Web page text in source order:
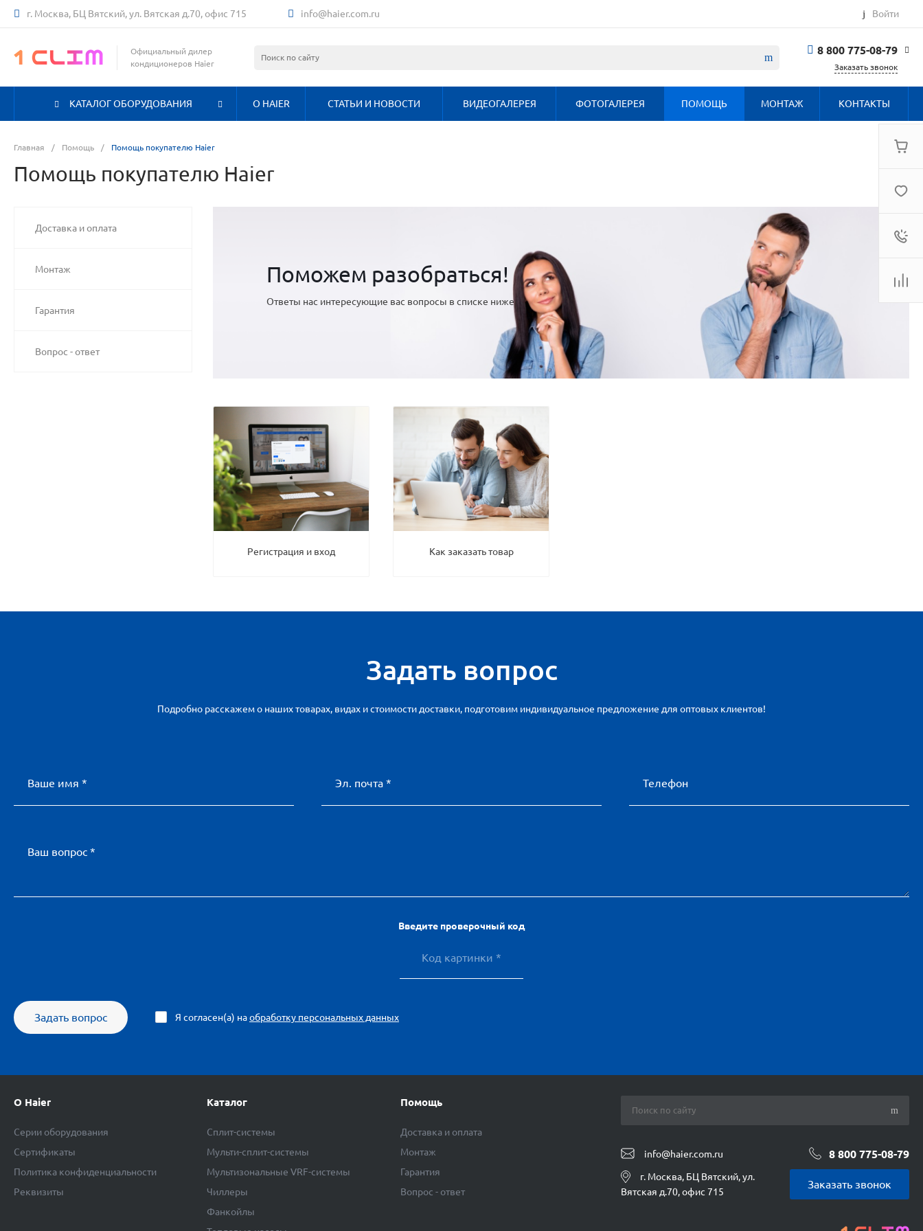
г. Москва, БЦ Вятский, ул. Вятская д.70, офис 715 info@haier.com.ru Войти
Официальный дилер
кондиционеров Haier
8 800 775-08-79
г. Москва, БЦ
Вятская д.70, офис
Заказать звонок
КАТАЛОГ ОБОРУДОВАНИЯ О HAIER СТАТЬИ И НОВОСТИ ВИДЕОГАЛЕРЕЯ ФОТОГАЛЕРЕЯ ПОМОЩЬ МОНТАЖ КОНТАКТЫ
Главная / Помощь / Помощь покупателю Haier
Помощь покупателю Haier
Доставка и оплата
Монтаж
Гарантия
Вопрос - ответ
Поможем разобраться!
Ответы нас интересующие вас вопросы в списке ниже
Регистрация и вход Как заказать товар
Задать вопрос
Подробно расскажем о наших товарах, видах и стоимости доставки, подготовим индивидуальное предложение для оптовых клиентов!
Ваше имя * Эл. почта * Телефон
Ваш вопрос *
Введите проверочный код
Задать вопрос Я согласен(а) наобработку персональных данных
О Haier
Серии оборудования
Сертификаты
Политика конфиденциальности
Реквизиты
Каталог
Сплит-системы
Мульти-сплит-системы
Мультизональные VRF-системы
Чиллеры
Фанкойлы
Помощь
Доставка и оплата
Монтаж
Гарантия
Вопрос - ответ
info@haier.com.ru 8 800 775-08-79
г. Москва, БЦ Вятский, ул.
Вятская д.70, офис 715
Заказать звонок